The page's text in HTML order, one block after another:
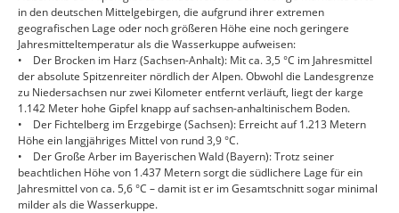
in den deutschen Mittelgebirgen, die aufgrund ihrer extremen
geografischen Lage oder noch größeren Höhe eine noch geringere
Jahresmitteltemperatur als die Wasserkuppe aufweisen:
• Der Brocken im Harz (Sachsen-Anhalt): Mit ca. 3,5 °C im Jahresmittel
der absolute Spitzenreiter nördlich der Alpen. Obwohl die Landesgrenze
zu Niedersachsen nur zwei Kilometer entfernt verläuft, liegt der karge
1.142 Meter hohe Gipfel knapp auf sachsen-anhaltinischem Boden.
• Der Fichtelberg im Erzgebirge (Sachsen): Erreicht auf 1.213 Metern
Höhe ein langjähriges Mittel von rund 3,9 °C.
• Der Große Arber im Bayerischen Wald (Bayern): Trotz seiner
beachtlichen Höhe von 1.437 Metern sorgt die südlichere Lage für ein
Jahresmittel von ca. 5,6 °C – damit ist er im Gesamtschnitt sogar minimal
milder als die Wasserkuppe.